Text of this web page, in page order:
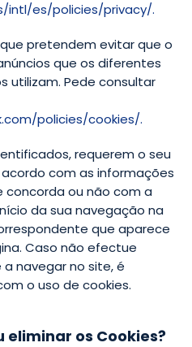
intl/es/policies/privacy/.
que pretendem evitar que o
que os diferentes
utilizam. Pede consultar
policies/cookies/.
requerem o seu
com as informações
concorda ou não com a
da sua navegação na
que aparece
Caso não efectue
navegar no site, é
o uso de cookies.
eliminar os Cookies?